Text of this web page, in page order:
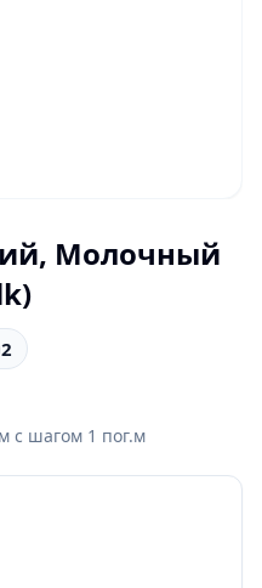
Молочный
с шагом 1 пог.м